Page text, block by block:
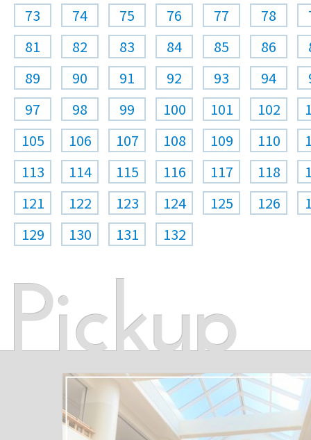
73
74 75 76 77 78
81
82 83 84 85 86
89
90 91 92 93 94
97
98 99 100 101 102
105
106 107 108 109 110
113
114 115 116 117 118
121
122 123 124 125 126
129
130 131 132